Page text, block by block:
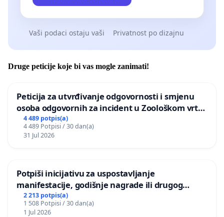
Vaši podaci ostaju vaši Privatnost po dizajnu
Druge peticije koje bi vas mogle zanimati!
Peticija za utvrđivanje odgovornosti i smjenu
osoba odgovornih za incident u Zoološkom vrtu
Grada Zagreba
4 489 potpis(a)
4 489 Potpisi / 30 dan(a)
31 Jul 2026
Potpiši inicijativu za uspostavljanje
manifestacije, godišnje nagrade ili drugog
javnog događaja „Edin Avdić“ u Sarajevu
2 213 potpis(a)
1 508 Potpisi / 30 dan(a)
1 Jul 2026